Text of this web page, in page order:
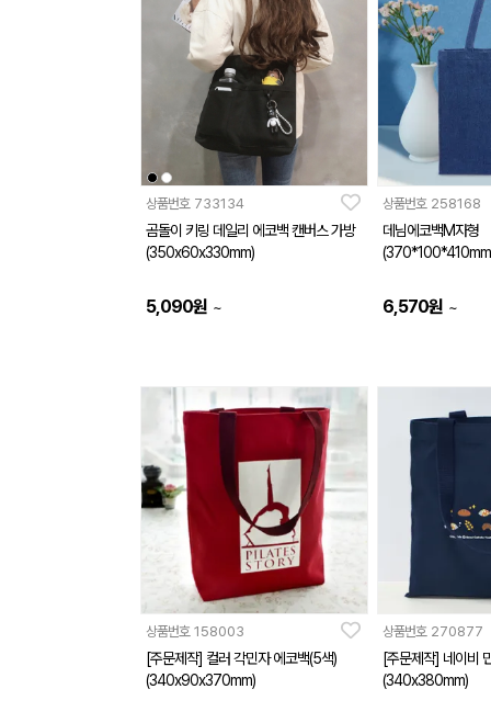
상품번호 733134
곰돌이 키링 데일리 에코백 캔버스 가방
(350x60x330mm)
5,090원 ~
상품번호 258168
데님에코백M자형
6,570원 ~
상품번호 158003
[주문제작] 컬러 각민자 에코백(5색)
(340x90x370mm)
상품번호 270877
[주문제작] 네이비
(340x380mm)